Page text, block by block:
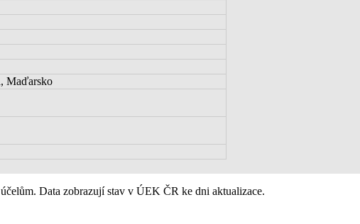
Maďarsko
Data zobrazují stav v ÚEK ČR ke dni aktualizace.